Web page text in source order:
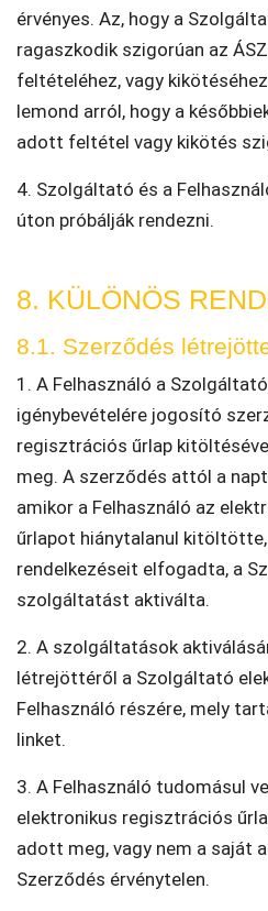
érvényes. Az, hogy a
ragaszkodik szigorúan az
feltételéhez, vagy
lemond arról, hogy a
adott feltétel vagy kikötés
4. Szolgáltató és a
úton próbálják rendezni.
8. KÜLÖNÖS
8.1. Szerződés
1. A Felhasználó a
igénybevételére jogosító
regisztrációs űrlap
meg. A szerződés attól a
amikor a Felhasználó az
űrlapot hiánytalanul kitöltötte,
rendelkezéseit elfogadta, a
szolgáltatást aktiválta.
2. A szolgáltatások
létrejöttéről a Szolgáltató
Felhasználó részére, mely
linket.
3. A Felhasználó tudomásul
elektronikus regisztrációs
adott meg, vagy nem a saját
Szerződés érvénytelen.